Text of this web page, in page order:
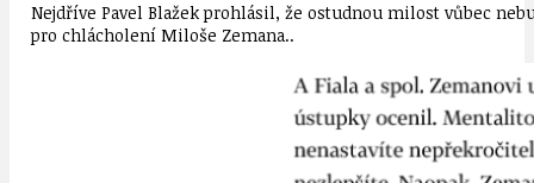
Nejdříve Pavel Blažek prohlásil, že ostudnou milost vůbec
pro chlácholení Miloše Zemana..